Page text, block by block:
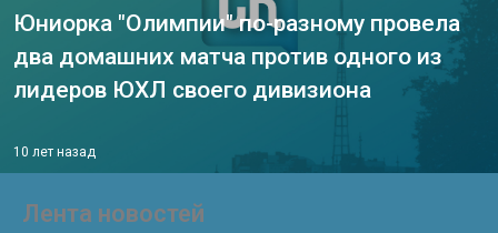
Юниорка "Олимпии" по-разному провела
два домашних матча против одного из
лидеров ЮХЛ своего дивизиона
10 лет назад
Лента новостей